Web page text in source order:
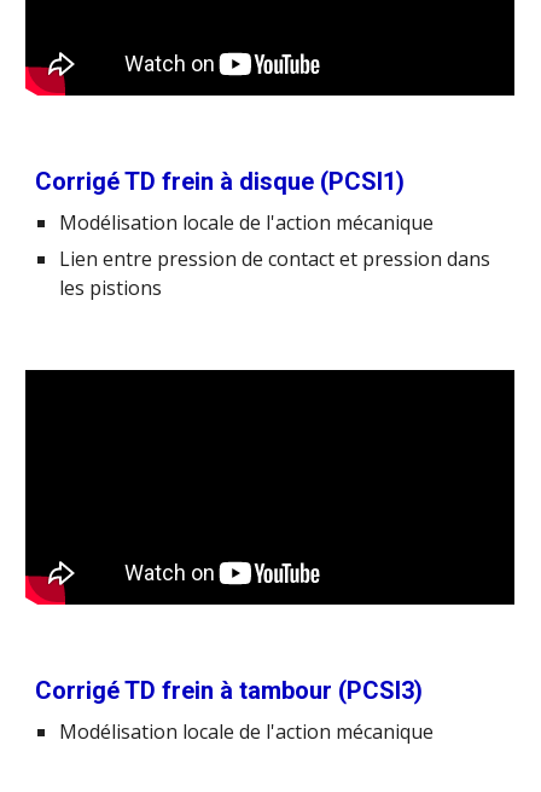
Corrigé TD frein à disque (PCSI1)
Modélisation locale de l'action mécanique
Lien entre pression de contact et pression dans
les pistions
Corrigé TD frein à tambour (PCSI3)
Modélisation locale de l'action mécanique